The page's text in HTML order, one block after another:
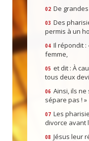
02 De
03 Des
permis à un
04 Il répondit :
femme,
05 et dit : À
tous deux
06 Ainsi, ils ne
sépare pas ! »
07 Les
divorce avant
08 Jésus leur